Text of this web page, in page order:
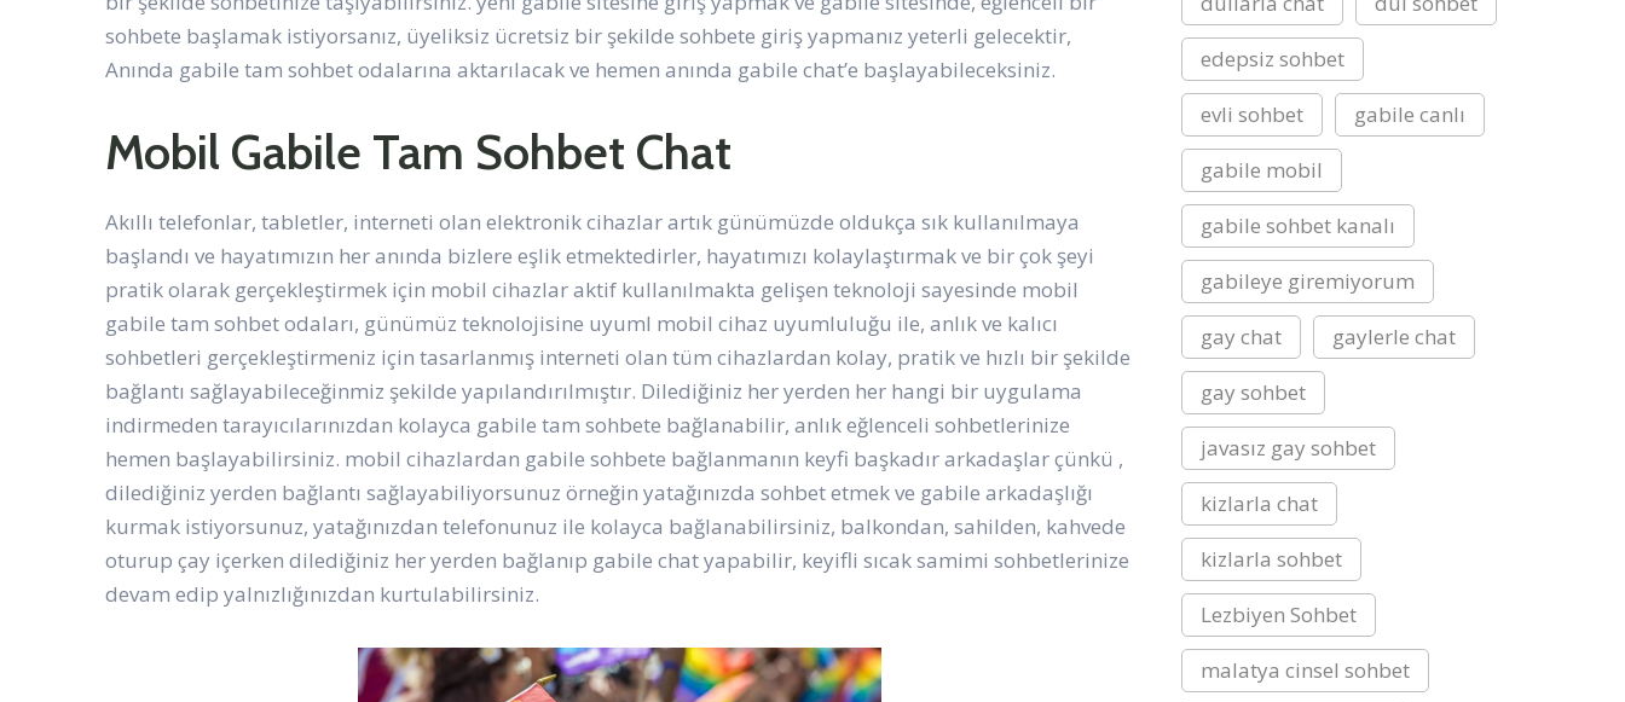
sohbete başlamak istiyorsanız, üyeliksiz ücretsiz bir şekilde sohbete giriş yapmanız yeterli gelecektir,
Anında gabile tam sohbet odalarına aktarılacak ve hemen anında gabile chat’e başlayabileceksiniz.
Mobil Gabile Tam Sohbet Chat
Akıllı telefonlar, tabletler, interneti olan elektronik cihazlar artık günümüzde oldukça sık kullanılmaya
başlandı ve hayatımızın her anında bizlere eşlik etmektedirler, hayatımızı kolaylaştırmak ve bir çok şeyi
pratik olarak gerçekleştirmek için mobil cihazlar aktif kullanılmakta gelişen teknoloji sayesinde mobil
gabile tam sohbet odaları, günümüz teknolojisine uyuml mobil cihaz uyumluluğu ile, anlık ve kalıcı
sohbetleri gerçekleştirmeniz için tasarlanmış interneti olan tüm cihazlardan kolay, pratik ve hızlı bir şekilde
bağlantı sağlayabileceğinmiz şekilde yapılandırılmıştır. Dilediğiniz her yerden her hangi bir uygulama
indirmeden tarayıcılarınızdan kolayca gabile tam sohbete bağlanabilir, anlık eğlenceli sohbetlerinize
hemen başlayabilirsiniz. mobil cihazlardan gabile sohbete bağlanmanın keyfi başkadır arkadaşlar çünkü ,
dilediğiniz yerden bağlantı sağlayabiliyorsunuz örneğin yatağınızda sohbet etmek ve gabile arkadaşlığı
kurmak istiyorsunuz, yatağınızdan telefonunuz ile kolayca bağlanabilirsiniz, balkondan, sahilden, kahvede
oturup çay içerken dilediğiniz her yerden bağlanıp gabile chat yapabilir, keyifli sıcak samimi sohbetlerinize
devam edip yalnızlığınızdan kurtulabilirsiniz.
edepsiz sohbet
evli sohbet
gabile canlı
gabile mobil
gabile sohbet kanalı
gabileye giremiyorum
gay chat
gaylerle chat
gay sohbet
javasız gay sohbet
kizlarla chat
kizlarla sohbet
Lezbiyen Sohbet
malatya cinsel sohbet